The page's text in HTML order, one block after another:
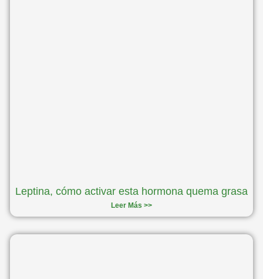
Leptina, cómo activar esta hormona quema grasa
Leer Más >>